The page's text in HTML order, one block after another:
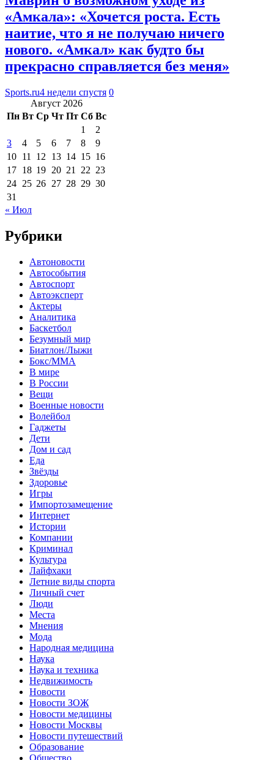
«Амкала»: «Хочется роста. Есть
наитие, что я не получаю ничего
нового. «Амкал» как будто бы
прекрасно справляется без меня»
Sports.ru4 недели спустя 0
Август 2026
Пн Вт Ср Чт Пт Сб Вс
1
2
3
4 5 6 7 8
9
10 11 12 13 14 15 16
17 18 19 20 21 22 23
24 25 26 27 28 29 30
31
« Июл
Рубрики
Автоновости
Автособытия
Автоспорт
Автоэксперт
Актеры
Аналитика
Баскетбол
Безумный мир
Биатлон/Лыжи
Бокс/MMA
В мире
В России
Вещи
Военные новости
Волейбол
Гаджеты
Дети
Дом и сад
Еда
Звёзды
Здоровье
Игры
Импортозамещение
Интернет
Истории
Компании
Криминал
Культура
Лайфхаки
Летние виды спорта
Личный счет
Люди
Места
Мнения
Мода
Народная медицина
Наука
Наука и техника
Недвижимость
Новости
Новости ЗОЖ
Новости медицины
Новости Москвы
Новости путешествий
Образование
Общество